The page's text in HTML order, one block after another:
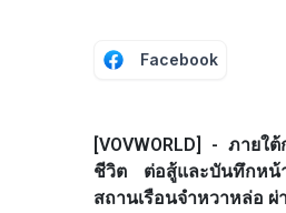
Facebook
[VOVWORLD] - ภาย
ชีวิต ต่อสู้และบันทึกหน้า
สถานเรือนจำหวาหล่อ ผ่